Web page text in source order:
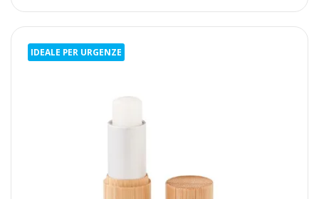
IDEALE PER URGENZE